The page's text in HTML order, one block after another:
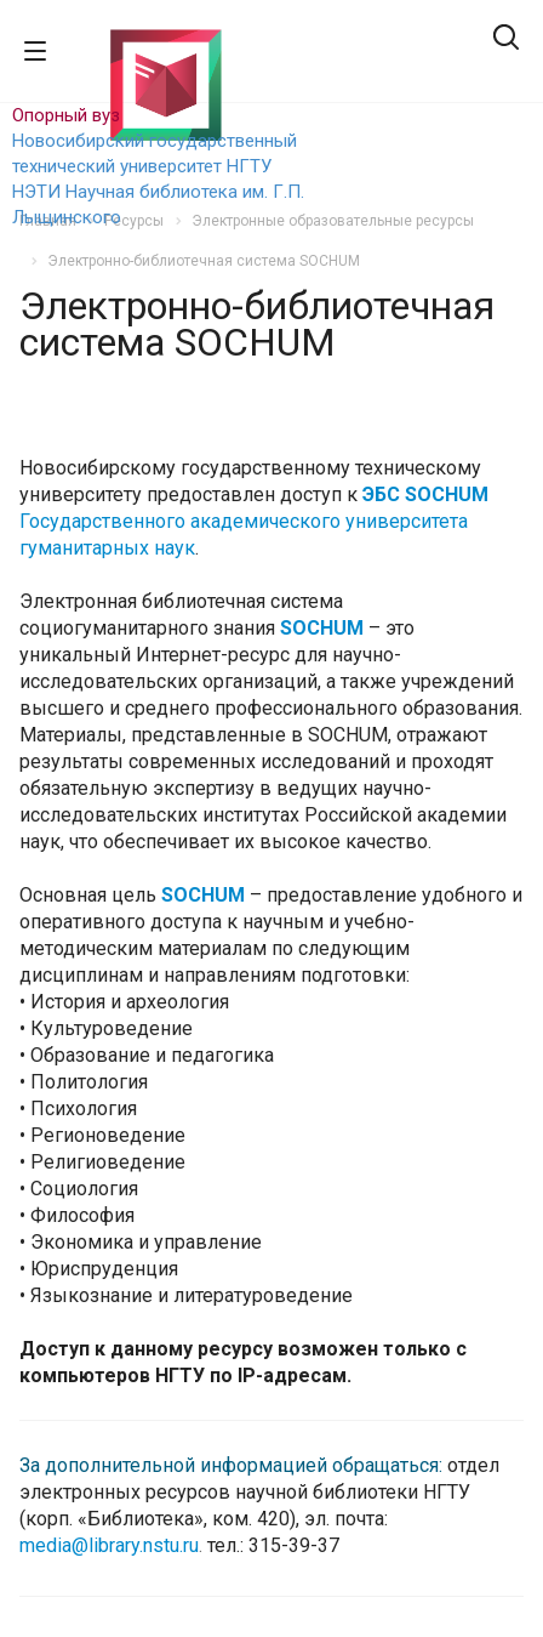
Опорный вуз
Новосибирский государственный
технический университет НГТУ
НЭТИ Научная библиотека им. Г.П.
Лыщинского
Главная Ресурсы Электронные образовательные ресурсы
Электронно-библиотечная система SOCHUM
Электронно-библиотечная
система SOCHUM
Новосибирскому государственному техническому
университету предоставлен доступ к ЭБС SOCHUM
Государственного академического университета
гуманитарных наук.
Электронная библиотечная система
социогуманитарного знания SOCHUM – это
уникальный Интернет-ресурс для научно-
исследовательских организаций, а также учреждений
высшего и среднего профессионального образования.
Материалы, представленные в SOCHUM, отражают
результаты современных исследований и проходят
обязательную экспертизу в ведущих научно-
исследовательских институтах Российской академии
наук, что обеспечивает их высокое качество.
Основная цель SOCHUM – предоставление удобного и
оперативного доступа к научным и учебно-
методическим материалам по следующим
дисциплинам и направлениям подготовки:
• История и археология
• Культуроведение
• Образование и педагогика
• Политология
• Психология
• Регионоведение
• Религиоведение
• Социология
• Философия
• Экономика и управление
• Юриспруденция
• Языкознание и литературоведение
Доступ к данному ресурсу возможен только с
компьютеров НГТУ по IP-адресам.
За дополнительной информацией обращаться: отдел
электронных ресурсов научной библиотеки НГТУ
(корп. «Библиотека», ком. 420), эл. почта:
media@library.nstu.ru тел.: 315-39-37